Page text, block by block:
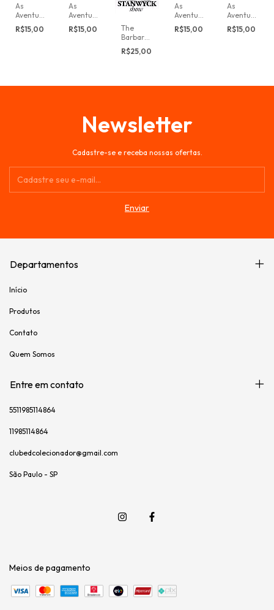
As
Aventuras
do
Detetive
R$15,00
As
Aventuras
do
Detetive
R$15,00
The
Barbara
Stanwyck
Show
R$25,00
As
Aventuras
do
Detetive
R$15,00
As
Aventuras
do
Detetive
R$15,00
Newsletter
Cadastre-se e receba nossas ofertas.
Departamentos
Início
Produtos
Contato
Quem Somos
Entre em contato
5511985114864
11985114864
clubedcolecionador@gmail.com
São Paulo - SP
Meios de pagamento